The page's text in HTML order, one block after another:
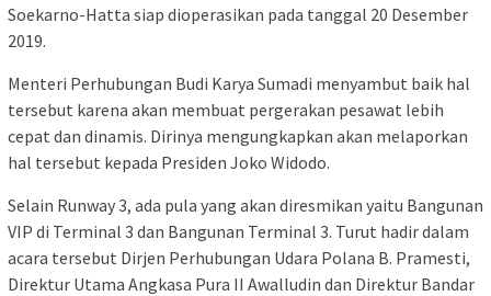
Soekarno-Hatta siap dioperasikan pada tanggal 20 Desember
2019.
Menteri Perhubungan Budi Karya Sumadi menyambut baik hal
tersebut karena akan membuat pergerakan pesawat lebih
cepat dan dinamis. Dirinya mengungkapkan akan melaporkan
hal tersebut kepada Presiden Joko Widodo.
Selain Runway 3, ada pula yang akan diresmikan yaitu Bangunan
VIP di Terminal 3 dan Bangunan Terminal 3. Turut hadir dalam
acara tersebut Dirjen Perhubungan Udara Polana B. Pramesti,
Direktur Utama Angkasa Pura II Awalludin dan Direktur Bandar